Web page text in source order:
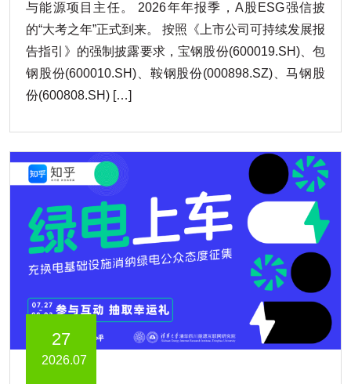
与能源项目主任。 2026年年报季，A股ESG强信披
的“大考之年”正式到来。 按照《上市公司可持续发展报
告指引》的强制披露要求，宝钢股份(600019.SH)、包
钢股份(600010.SH)、鞍钢股份(000898.SZ)、马钢股
份(600808.SH) […]
27
2026.07